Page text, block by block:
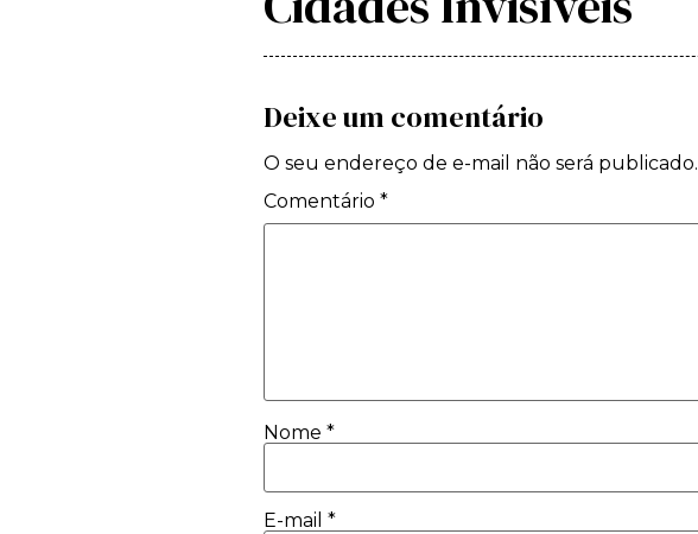
Deixe um comentário
O seu endereço de e-mail não será publicado.
Comentário *
Nome *
E-mail *